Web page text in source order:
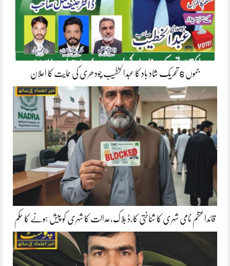
جموں 6 تحریک شاد باد کا عبدالخطیب چودھری کی حمایت کا اعلان
قائداعظم نامی شہری کا شناختی کارڈ بلاک،عدالت کا شہری کو پیش ہونے کا حکم